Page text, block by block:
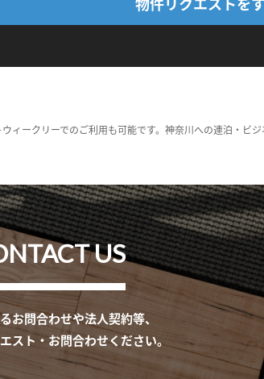
ークリーでのご利用も可能です。神奈川への連泊・ビ
US
お問合わせや法人契約等、
スト・お問合わせください。